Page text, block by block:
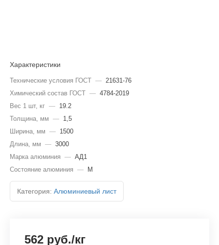
Характеристики
Технические условия ГОСТ — 21631-76
Химический состав ГОСТ — 4784-2019
Вес 1 шт, кг — 19.2
Толщина, мм — 1,5
Ширина, мм — 1500
Длина, мм — 3000
Марка алюминия — АД1
Состояние алюминия — М
Категория: Алюминиевый лист
562 руб./кг